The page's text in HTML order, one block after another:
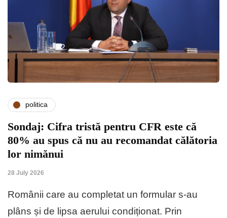
politica
Sondaj: Cifra tristă pentru CFR este că
80% au spus că nu au recomandat călătoria
lor nimănui
28 July 2026
Românii care au completat un formular s-au
plâns și de lipsa aerului condiționat. Prin